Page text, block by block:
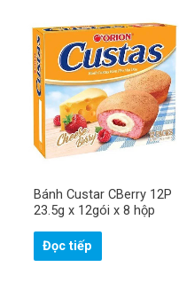
Bánh Custar CBerry 12P
23.5g x 12gói x 8 hộp
Đọc tiếp